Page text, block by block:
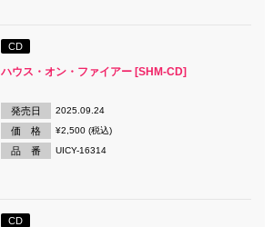
CD
ハウス・オン・ファイアー [SHM-CD]
発売日 2025.09.24
価 格 ¥2,500 (税込)
品 番 UICY-16314
CD